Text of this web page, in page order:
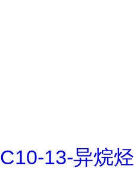
C10-13-异烷烃